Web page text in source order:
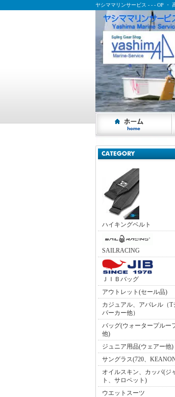
ヤシママリンサービス - - - OP ・
ハイキングベルト
SAILRACING
ＪＩＢバッグ
アウトレット(セール品)
カジュアル、アパレル（T
パーカー他）
バッグ(ウォータープルー
他)
ジュニア用品(ウェアー他)
サングラス(720、
オイルスキン、カッパ(ジ
ト、サロペット)
ウエットスーツ